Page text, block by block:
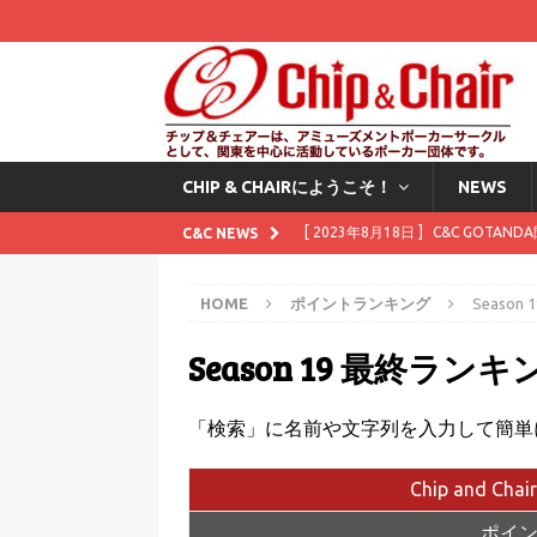
CHIP & CHAIRにようこそ！ NEWS
C&C NEWS [ 2023年8月18日 ] C&C
[ 2023年7月11日 ] 7月にスタン
[ 2023年6月2日 ] 6月にスタンプ
HOME ポイントランキング Season
Season 19 最終ランキ
「検索」に名前や文字列を入力して簡
Chip and
ポイ